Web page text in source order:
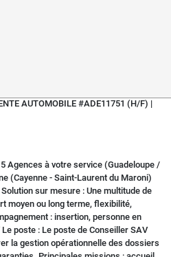
AUTOMOBILE #ADE11751 (H/F) |
Agences à votre service (Guadeloupe /
(Cayenne - Saint-Laurent du Maroni)
sur mesure : Une multitude de
moyen ou long terme, flexibilité,
: insertion, personne en
poste : Le poste de Conseiller SAV
la gestion opérationnelle des dossiers